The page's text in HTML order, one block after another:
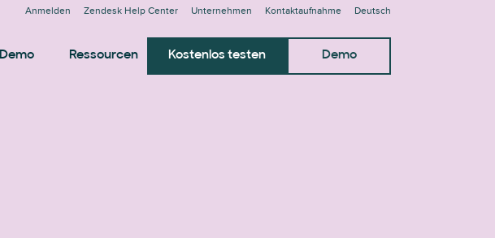
Anmelden Zendesk Help Center Unternehmen Kontaktaufnahme Deutsch
Demo Ressourcen Kostenlos testen Demo